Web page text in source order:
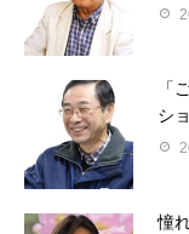
「
シ
憧